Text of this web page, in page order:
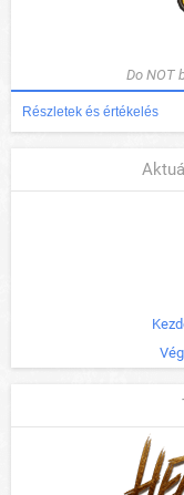
Do NOT
Részletek és értékelés